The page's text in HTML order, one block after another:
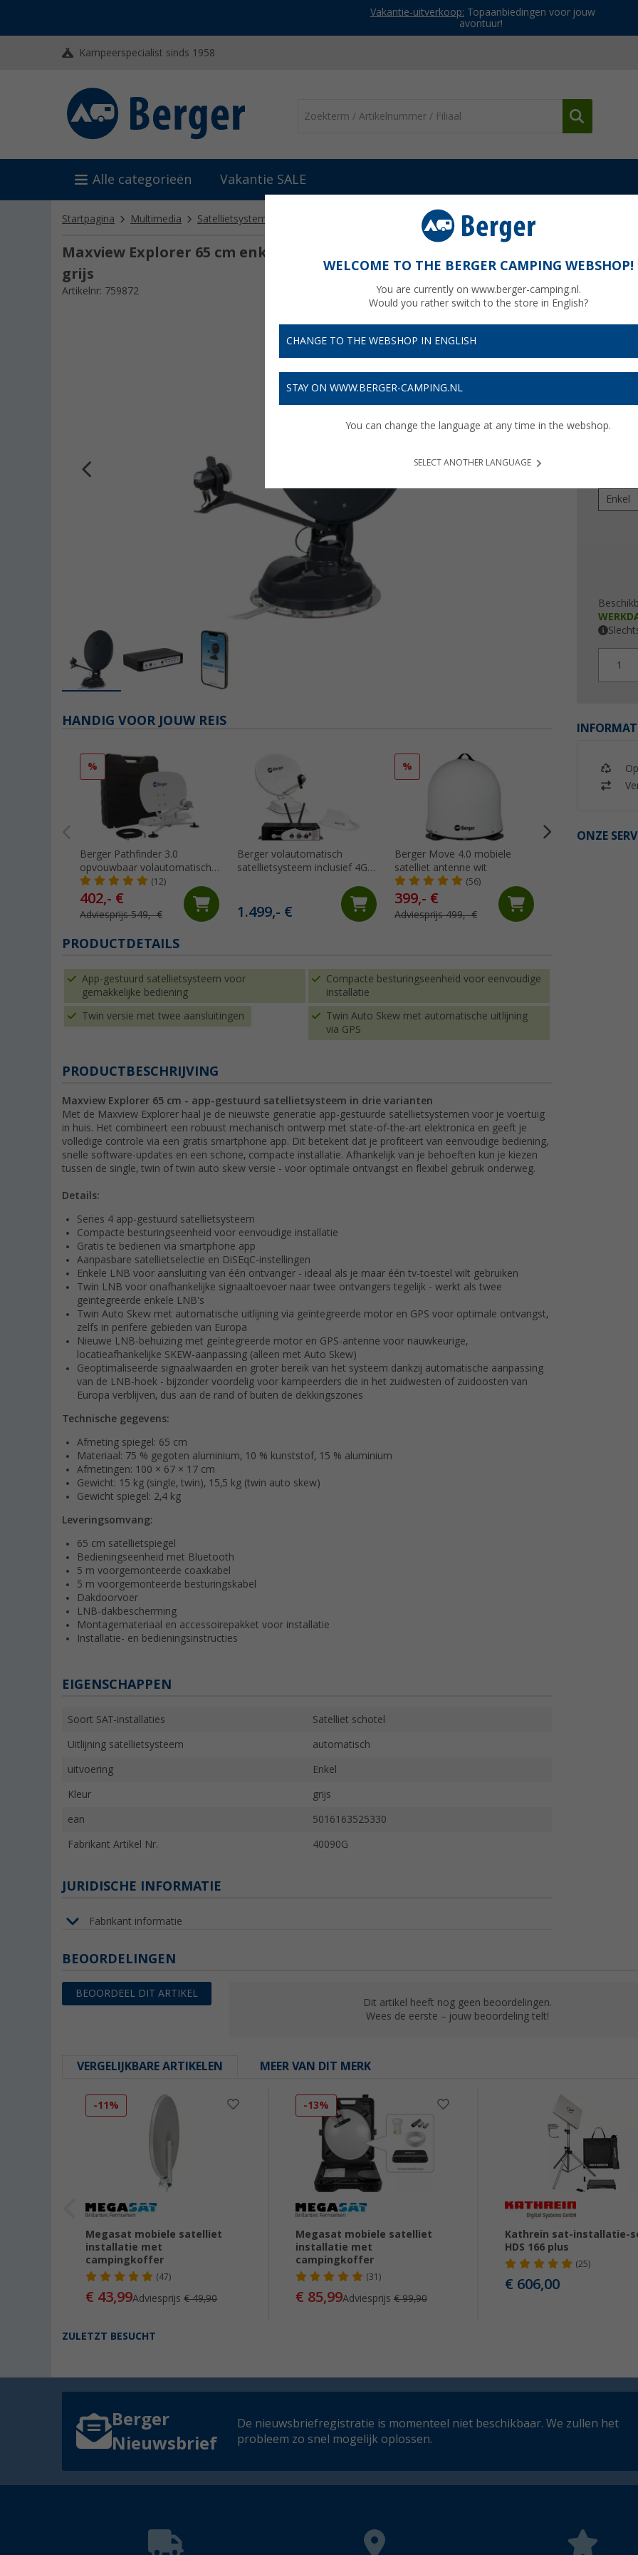
Vakantie-uitverkoop: Topaanbiedingen voor jouw
avontuur!
Kampeerspecialist sinds 1958
Alle categorieën Vakantie SALE
Startpagina Multimedia Satellietsystemen Maxview Explorer 65 cm satellietsysteem
Maxview Explorer 65 cm enkelvoudig satellietsysteem met app-bediening in
grijs
Artikelnr: 759872
€
Prijzen
Enkel
1
ONZE
HANDIG VOOR JOUW REIS
%
Berger Pathfinder 3.0
opvouwbaar volautomatisch
satellietsysteem wit
(12)
402,- €
Adviesprijs 549,- €
Berger volautomatisch
satellietsysteem inclusief 4G
camper/caravan/vrachtwagen
1.499,- €
%
Berger Move 4.0 mobiele
satelliet antenne wit
(56)
399,- €
Adviesprijs 499,- €
PRODUCTDETAILS
App-gestuurd satellietsysteem voor
gemakkelijke bediening
Compacte besturingseenheid voor eenvoudige
installatie
Twin versie met twee aansluitingen
Twin Auto Skew met automatische uitlijning
via GPS
PRODUCTBESCHRIJVING
Maxview Explorer 65 cm - app-gestuurd satellietsysteem in drie varianten
Met de Maxview Explorer haal je de nieuwste generatie app-gestuurde satellietsystemen voor je voertuig
in huis. Het combineert een robuust mechanisch ontwerp met state-of-the-art elektronica en geeft je
volledige controle via een gratis smartphone app. Dit betekent dat je profiteert van eenvoudige bediening,
snelle software-updates en een schone, compacte installatie. Afhankelijk van je behoeften kun je kiezen
tussen de single, twin of twin auto skew versie - voor optimale ontvangst en flexibel gebruik onderweg.
Details:
Series 4 app-gestuurd satellietsysteem
Compacte besturingseenheid voor eenvoudige installatie
Gratis te bedienen via smartphone app
Aanpasbare satellietselectie en DiSEqC-instellingen
Enkele LNB voor aansluiting van één ontvanger - ideaal als je maar één tv-toestel wilt gebruiken
Twin LNB voor onafhankelijke signaaltoevoer naar twee ontvangers tegelijk - werkt als twee
geïntegreerde enkele LNB's
Twin Auto Skew met automatische uitlijning via geïntegreerde motor en GPS voor optimale ontvangst,
zelfs in perifere gebieden van Europa
Nieuwe LNB-behuizing met geïntegreerde motor en GPS-antenne voor nauwkeurige,
locatieafhankelijke SKEW-aanpassing (alleen met Auto Skew)
Geoptimaliseerde signaalwaarden en groter bereik van het systeem dankzij automatische aanpassing
van de LNB-hoek - bijzonder voordelig voor kampeerders die in het zuidwesten of zuidoosten van
Europa verblijven, dus aan de rand of buiten de dekkingszones
Technische gegevens:
Afmeting spiegel: 65 cm
Materiaal: 75 % gegoten aluminium, 10 % kunststof, 15 % aluminium
Afmetingen: 100 × 67 × 17 cm
Gewicht: 15 kg (single, twin), 15,5 kg (twin auto skew)
Gewicht spiegel: 2,4 kg
Leveringsomvang:
65 cm satellietspiegel
Bedieningseenheid met Bluetooth
5 m voorgemonteerde coaxkabel
5 m voorgemonteerde besturingskabel
Dakdoorvoer
LNB-dakbescherming
Montagemateriaal en accessoirepakket voor installatie
Installatie- en bedieningsinstructies
EIGENSCHAPPEN
Soort SAT-installaties Satelliet schotel
Uitlijning satellietsysteem automatisch
uitvoering Enkel
Kleur grijs
ean 5016163525330
Fabrikant Artikel Nr. 40090G
JURIDISCHE INFORMATIE
Fabrikant informatie
BEOORDELINGEN
BEOORDEEL DIT ARTIKEL
Dit artikel heeft nog geen beoordelingen.
Wees de eerste – jouw beoordeling telt!
VERGELIJKBARE ARTIKELEN MEER VAN DIT MERK
-11%
Megasat mobiele satelliet
installatie met
campingkoffer
(47)
€ 43,99Adviesprijs€ 49,90
-13%
Megasat mobiele satelliet
installatie met
campingkoffer
(31)
€ 85,99Adviesprijs € 99,90
Kathrein sat-installatie-
HDS 166 plus
(25)
€ 606,00
ZULETZT BESUCHT
Berger
Nieuwsbrief
De nieuwsbriefregistratie is momenteel niet beschikbaar. We zullen het
probleem zo snel mogelijk oplossen.
WELCOME TO THE BERGER CAMPING WEBSHOP!
You are currently on www.berger-camping.nl.
Would you rather switch to the store in English?
CHANGE TO THE WEBSHOP IN ENGLISH
STAY ON WWW.BERGER-CAMPING.NL
You can change the language at any time in the webshop.
SELECT ANOTHER LANGUAGE